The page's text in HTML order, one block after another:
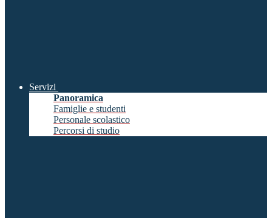
Servizi
Panoramica
Famiglie e studenti
Personale scolastico
Percorsi di studio